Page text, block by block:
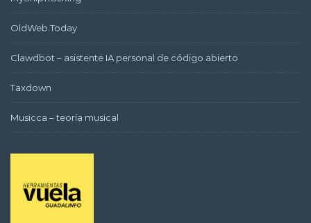
OldWeb.Today
Clawdbot – asistente IA personal de código abierto
Taxdown
Musicca – teoría musical